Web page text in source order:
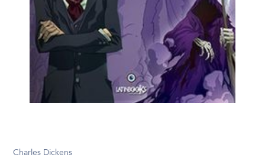
Charles Dickens